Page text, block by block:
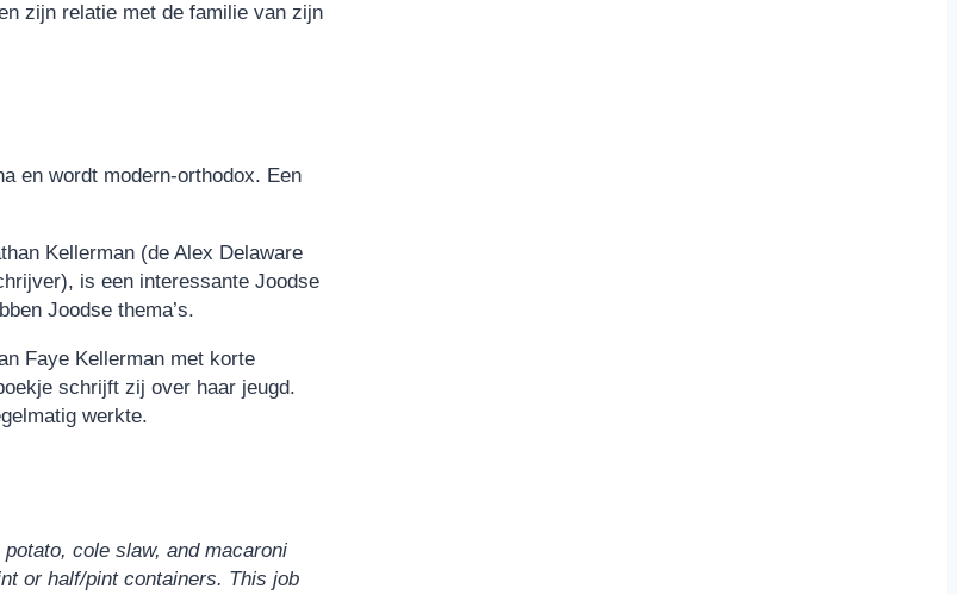
zijn relatie met de familie van zijn
en wordt modern-orthodox. Een
Kellerman (de Alex Delaware
is een interessante Joodse
Joodse thema’s.
Faye Kellerman met korte
schrijft zij over haar jeugd.
werkte.
cole slaw, and macaroni
or half/pint containers. This job